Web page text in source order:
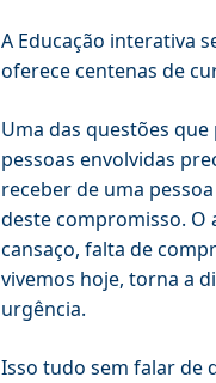
A Educação interativa
oferece centenas de
Uma das questões
pessoas envolvidas
receber de uma
deste compromisso.
cansaço, falta de
vivemos hoje, torna a
urgência.
Isso tudo sem falar de